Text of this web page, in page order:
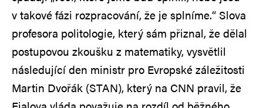
v takové fázi rozpracování, že je splníme.“ Slova
profesora politologie, který sám přiznal, že dělal
postupovou zkoušku z matematiky, vysvětlil
následující den ministr pro Evropské záležitosti
Martin Dvořák (STAN), který na CNN pravil, že